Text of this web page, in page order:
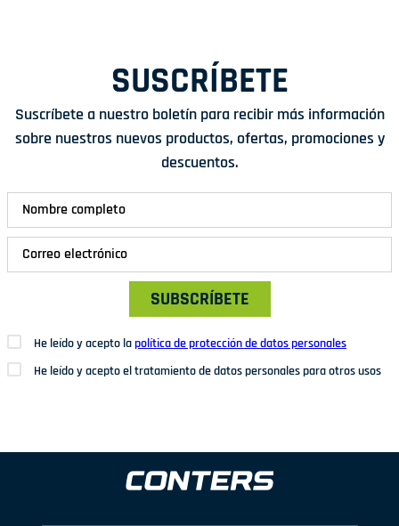
SUSCRÍBETE
Suscríbete a nuestro boletín para recibir más información
sobre nuestros nuevos productos, ofertas, promociones y
descuentos.
SUBSCRÍBETE
He leído y acepto lapolítica de protección de datos personales
He leído y acepto el tratamiento de datos personales para otros usos